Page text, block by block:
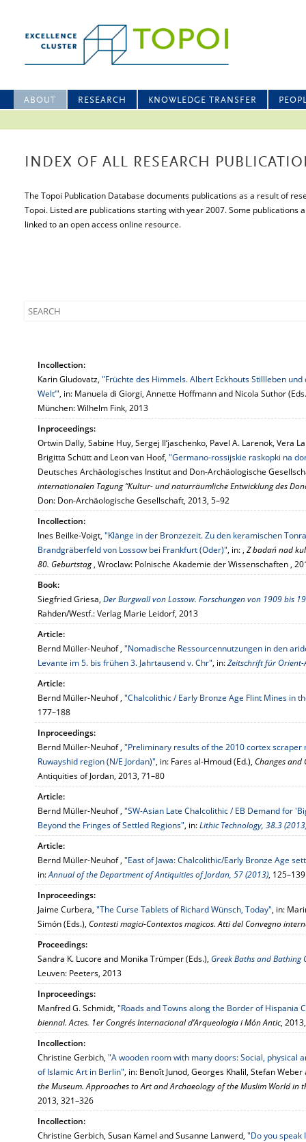
ABOUT RESEARCH KNOWLEDGE TRANSFER
INDEX OF ALL RESEARCH
The Topoi Publication Database documents publications as a result of
Topoi. Listed are publications starting with year 2007. Some publications
linked to an open access online resource.
Incollection:
Karin Gludovatz, "Früchte des Himmels. Albert Eckhouts Stillleben
Welt‘", in: Manuela di Giorgi, Annette Hoffmann and Nicola Suthor
München: Wilhelm Fink, 2013
Inproceedings:
Ortwin Dally, Sabine Huy, Sergej Il‘jaschenko, Pavel A. Larenok, Vera
Brigitta Schütt and Leon van Hoof, "Germano-rossijskie raskopki na
Deutsches Archäologisches Institut and Don-Archäologische
internationalen Tagung “Kultur- und naturräumliche Entwicklung des
Don: Don-Archäologische Gesellschaft, 2013, 5–92
Incollection:
Ines Beilke-Voigt, "Klänge in der Bronzezeit. Zu den keramischen
Brandgräberfeld von Lossow bei Frankfurt (Oder)", in: , Z badań nad
80. Geburtstag, Wroclaw: Polnische Akademie der Wissenschaften ,
Book:
Siegfried Griesa, Der Burgwall von Lossow. Forschungen von 1909 bis
Rahden/Westf.: Verlag Marie Leidorf, 2013
Article:
Bernd Müller-Neuhof , "Nomadische Ressourcennutzungen in den
Levante im 5. bis frühen 3. Jahrtausend v. Chr", in:Zeitschrift für Orient-
Article:
Bernd Müller-Neuhof , "Chalcolithic / Early Bronze Age Flint Mines in
177–188
Inproceedings:
Bernd Müller-Neuhof , "Preliminary results of the 2010 cortex scraper
Ruwayshid region (N/E Jordan)", in: Fares al-Hmoud (Ed.), Changes and
Antiquities of Jordan, 2013, 71–80
Article:
Bernd Müller-Neuhof , "SW-Asian Late Chalcolithic / EB Demand for
Beyond the Fringes of Settled Regions", in:Lithic Technology, 38.3
Article:
Bernd Müller-Neuhof , "East of Jawa: Chalcolithic/Early Bronze Age
in:Annual of the Department of Antiquities of Jordan, 57 (2013), 125–139
Inproceedings:
Jaime Curbera, "The Curse Tablets of Richard Wünsch, Today", in:
Simón (Eds.), Contesti magici-Contextos magicos. Atti del Convegno
Proceedings:
Sandra K. Lucore and Monika Trümper (Eds.), Greek Baths and Bathing
Leuven: Peeters, 2013
Inproceedings:
Manfred G. Schmidt, "Roads and Towns along the Border of Hispania
biennal. Actes. 1er Congrés Internacional d’Arqueologia i Món Antic,
Incollection:
Christine Gerbich, "A wooden room with many doors: Social, physical
of Islamic Art in Berlin", in: Benoît Junod, Georges Khalil, Stefan
the Museum. Approaches to Art and Archaeology of the Muslim World in
2013, 321–326
Incollection:
Christine Gerbich, Susan Kamel and Susanne Lanwerd, "Do you speak